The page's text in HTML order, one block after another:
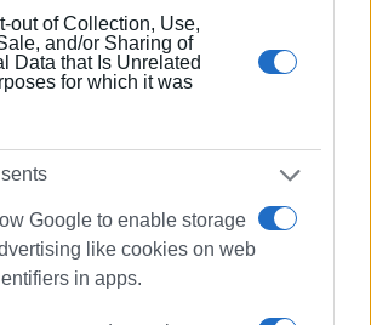
out of Collection, Use,
and/or Sharing of
Data that Is Unrelated
for which it was
Google to enable storage
like cookies on web
in apps.